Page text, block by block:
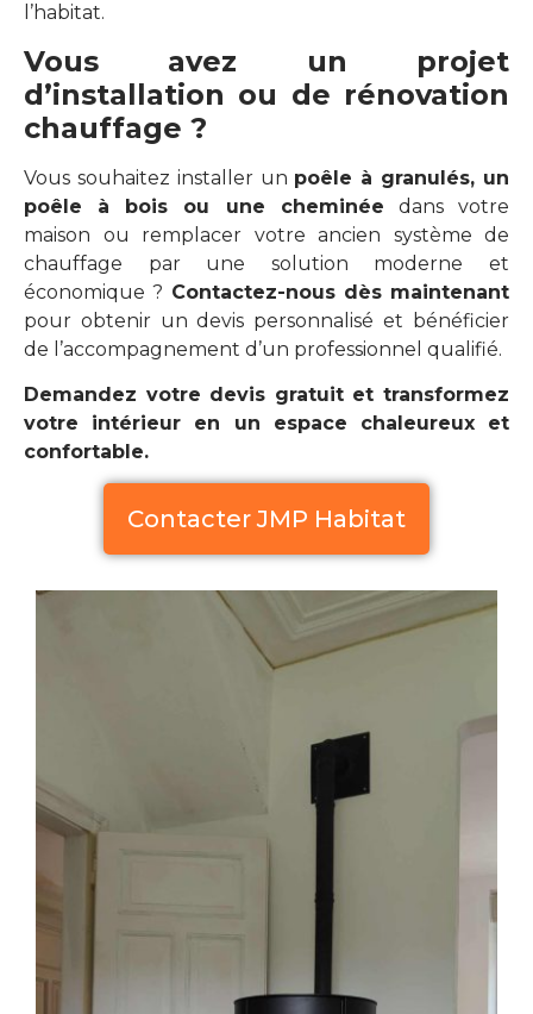
l’habitat.
Vous avez un projet
d’installation ou de rénovation
chauffage ?
Vous souhaitez installer un poêle à granulés, un
poêle à bois ou une cheminée dans votre
maison ou remplacer votre ancien système de
chauffage par une solution moderne et
économique ? Contactez-nous dès maintenant
pour obtenir un devis personnalisé et bénéficier
de l’accompagnement d’un professionnel qualifié.
Demandez votre devis gratuit et transformez
votre intérieur en un espace chaleureux et
confortable.
Contacter JMP Habitat